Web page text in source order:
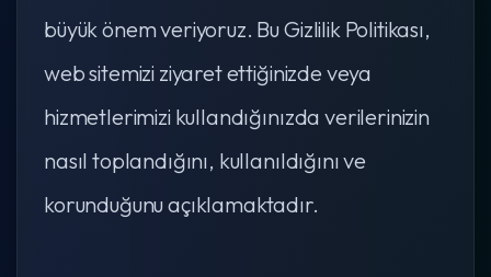
büyük önem veriyoruz. Bu Gizlilik Politikası,
web sitemizi ziyaret ettiğinizde veya
hizmetlerimizi kullandığınızda verilerinizin
nasıl toplandığını, kullanıldığını ve
korunduğunu açıklamaktadır.